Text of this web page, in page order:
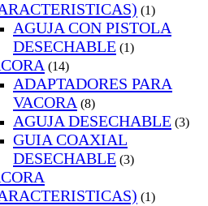
(1)
AGUJA CON PISTOLA
DESECHABLE (1)
(14)
ADAPTADORES PARA
VACORA (8)
AGUJA DESECHABLE (3)
GUIA COAXIAL
DESECHABLE (3)
(1)